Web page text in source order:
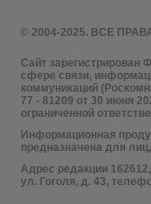
© 2004-2025. ВСЕ
Сайт зарегистрирован
сфере связи,
коммуникаций
77 - 81209 от 30 июня
ограниченной
Информационная
предназначена для
Адрес редакции
ул. Гоголя, д. 43,